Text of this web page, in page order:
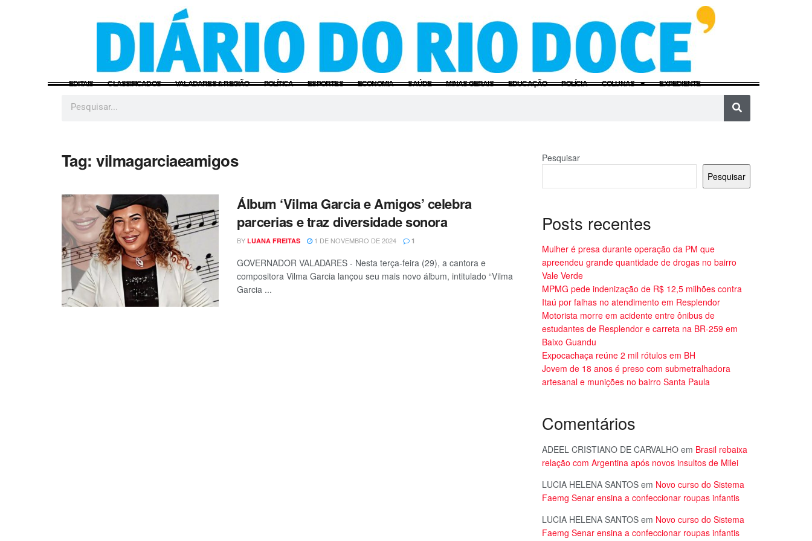
EDITAIS CLASSIFICADOS VALADARES & REGIÃO POLÍTICA ESPORTES ECONOMIA SAÚDE MINAS GERAIS EDUCAÇÃO POLÍCIA COLUNAS EXPEDIENTE
Tag:vilmagarciaeamigos
Álbum ‘Vilma Garcia e Amigos’ celebra
parcerias e traz diversidade sonora
BY LUANA FREITAS 1 DE NOVEMBRO DE 2024 1
GOVERNADOR VALADARES - Nesta terça-feira (29), a cantora e
compositora Vilma Garcia lançou seu mais novo álbum, intitulado “Vilma
Garcia ...
Pesquisar
Pesquisar
Posts recentes
Mulher é presa durante operação da PM que
apreendeu grande quantidade de drogas no bairro
Vale Verde
MPMG pede indenização de R$ 12,5 milhões contra
Itaú por falhas no atendimento em Resplendor
Motorista morre em acidente entre ônibus de
estudantes de Resplendor e carreta na BR-259 em
Baixo Guandu
Expocachaça reúne 2 mil rótulos em BH
Jovem de 18 anos é preso com submetralhadora
artesanal e munições no bairro Santa Paula
Comentários
ADEEL CRISTIANO DE CARVALHO em Brasil rebaixa
relação com Argentina após novos insultos de Milei
LUCIA HELENA SANTOS em Novo curso do Sistema
Faemg Senar ensina a confeccionar roupas infantis
LUCIA HELENA SANTOS em Novo curso do Sistema
Faemg Senar ensina a confeccionar roupas infantis